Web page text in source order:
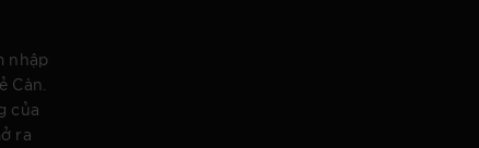
nhập
Càn.
của
ra